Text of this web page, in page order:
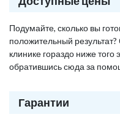
Подумайте, сколько вы
положительный
клинике гораздо ниже
обратившись сюда за
Гарантии